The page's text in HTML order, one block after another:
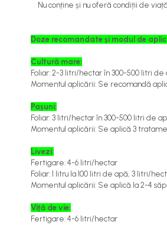
Îngrășăminte foliare
Îngrășăminte foliare gel
Îngrășăminte granulate
Îngrășăminte pentru flori
Îngrășăminte Gazon și Conifere
Regulatori de creștere
Antioxidanți / Stabilizatori
Echipamente
Limpezire
Nu conține și nu oferă condiții de
Doze recomandate și modul de
Cultură mare:
Foliar: 2-3 litri/hectar în 300-500 litri
Momentul aplicării: Se recomandă
Pașuni:
Foliar: 3 litri/hectar în 300-500 litri de
Momentul aplicării: Se aplică 3
Livezi:
Fertigare: 4-6 litri/hectar
Foliar: 1 litru la 100 litri de apă, 3 litri/
Momentul aplicării: Se aplică la 2-4
Viță de vie:
Fertigare: 4-6 litri/hectar